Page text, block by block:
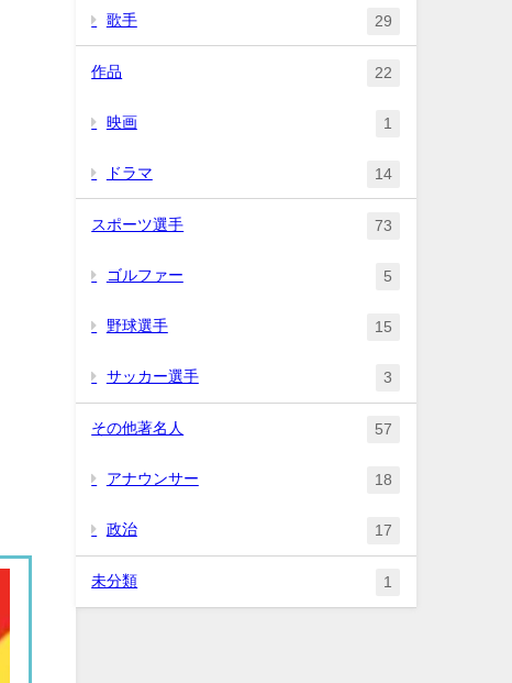
歌手 29
作品 22
映画 1
ドラマ 14
スポーツ選手 73
ゴルファー 5
野球選手 15
サッカー選手 3
その他著名人 57
アナウンサー 18
政治 17
未分類 1